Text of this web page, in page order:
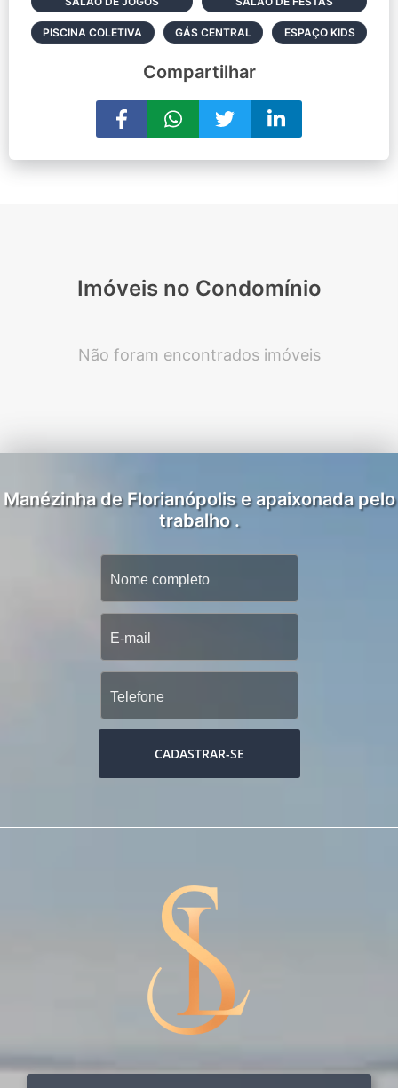
PISCINA COLETIVA GÁS CENTRAL ESPAÇO KIDS
Compartilhar
Imóveis no Condomínio
Não foram encontrados imóveis
Manézinha de Florianópolis e apaixonada pelo
trabalho .
CADASTRAR-SE